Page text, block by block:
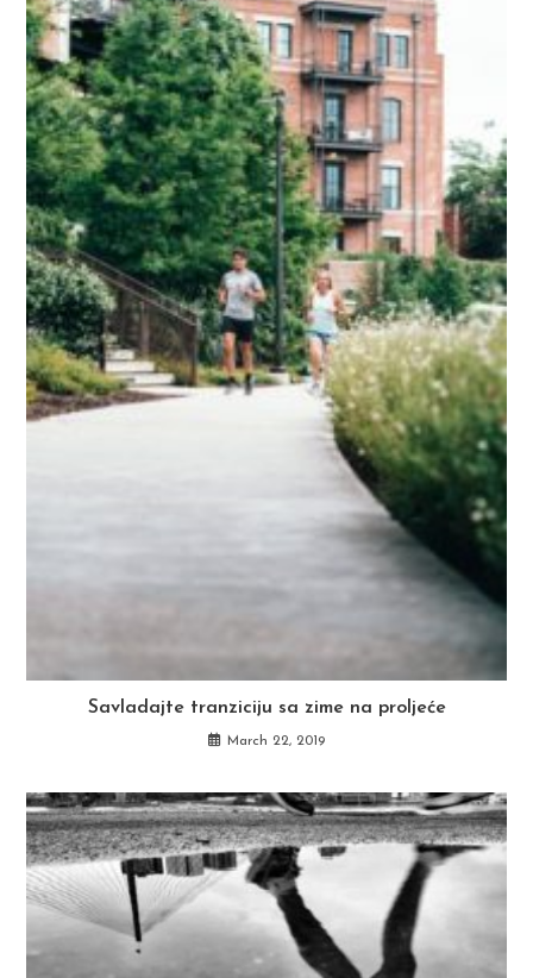
Savladajte tranziciju sa zime na proljeće
March 22, 2019